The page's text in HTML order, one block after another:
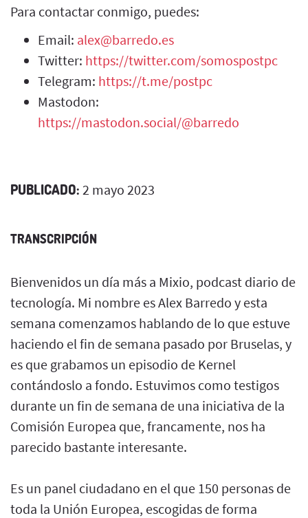
Para contactar conmigo, puedes:
Email: alex@barredo.es
Twitter: https://twitter.com/somospostpc
Telegram: https://t.me/postpc
Mastodon:
https://mastodon.social/@barredo
PUBLICADO: 2 mayo 2023
TRANSCRIPCIÓN
Bienvenidos un día más a Mixio, podcast diario de
tecnología. Mi nombre es Alex Barredo y esta
semana comenzamos hablando de lo que estuve
haciendo el fin de semana pasado por Bruselas, y
es que grabamos un episodio de Kernel
contándoslo a fondo. Estuvimos como testigos
durante un fin de semana de una iniciativa de la
Comisión Europea que, francamente, nos ha
parecido bastante interesante.
Es un panel ciudadano en el que 150 personas de
toda la Unión Europea, escogidas de forma